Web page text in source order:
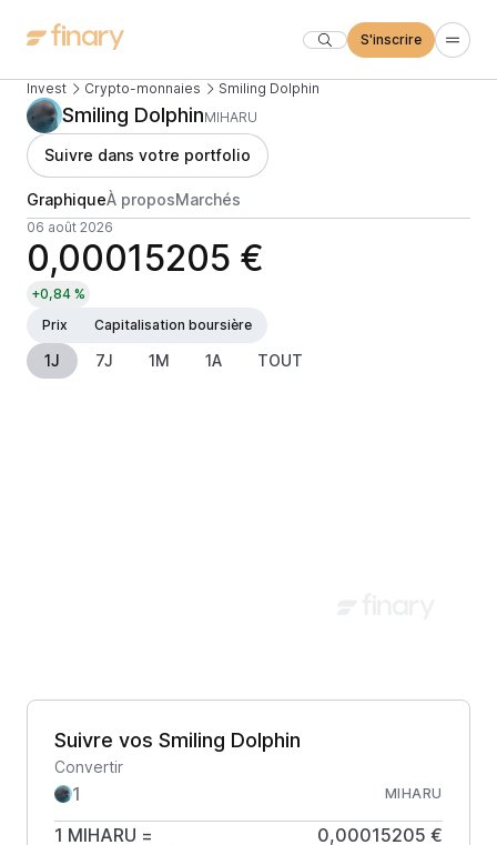
S'inscrire
Invest Crypto-monnaies Smiling Dolphin
Smiling DolphinMIHARU
Suivre dans votre portfolio
GraphiqueÀ proposMarchés
06 août 2026
0,00015205 €
+0,84 %
Prix
Capitalisation boursière
1J 7J 1M 1A TOUT
Suivre vos Smiling Dolphin
Convertir
MIHARU
1 MIHARU = 0,00015205 €